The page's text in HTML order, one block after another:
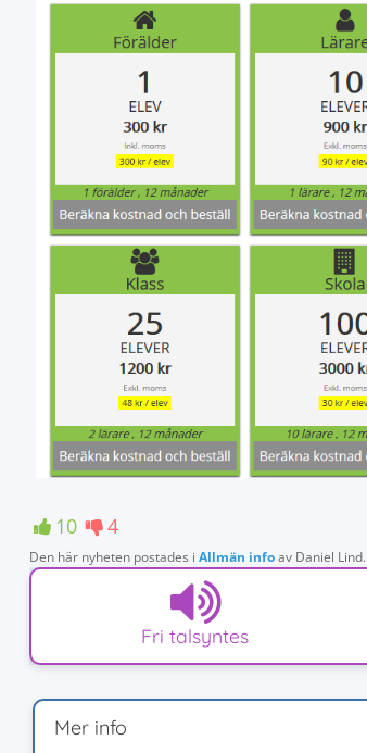
10 4
Den här nyheten postades i Allmän infoav Daniel Lind.
Fri talsyntes
Mer info